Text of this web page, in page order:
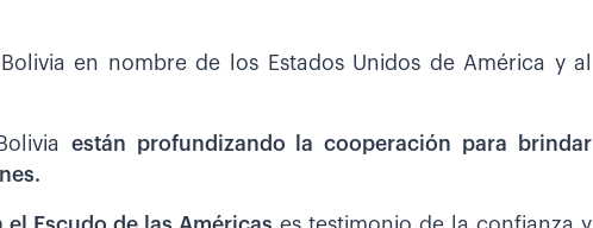
en nombre de los Estados Unidos de América y al
están profundizando la cooperación para brindar